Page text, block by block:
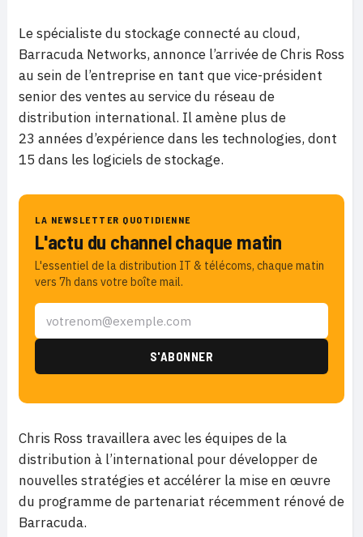
Le spécialiste du stockage connecté au cloud,
Barracuda Networks, annonce l’arrivée de Chris Ross
au sein de l’entreprise en tant que vice-président
senior des ventes au service du réseau de
distribution international. Il amène plus de
23 années d’expérience dans les technologies, dont
15 dans les logiciels de stockage.
LA NEWSLETTER QUOTIDIENNE
L'actu du channel chaque matin
L'essentiel de la distribution IT & télécoms, chaque matin
vers 7h dans votre boîte mail.
Chris Ross travaillera avec les équipes de la
distribution à l’international pour développer de
nouvelles stratégies et accélérer la mise en œuvre
du programme de partenariat récemment rénové de
Barracuda.